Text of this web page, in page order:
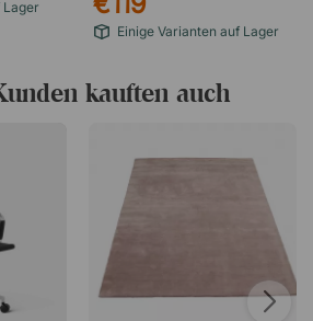
Lager
Einige Varianten auf Lager
kauften auch